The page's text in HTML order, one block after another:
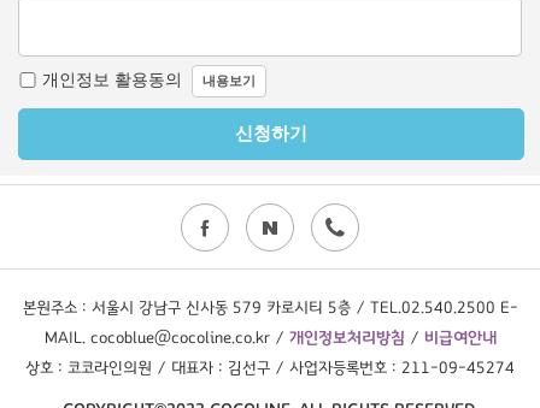
본원주소 : 서울시 강남구 신사동 579 카로시티 5층 / TEL.02.540.2500 E-
MAIL. cocoblue@cocoline.co.kr / 개인정보처리방침 / 비급여안내
상호 : 코코라인의원 / 대표자 : 김선구 / 사업자등록번호 : 211-09-45274